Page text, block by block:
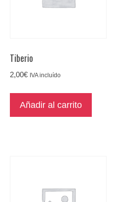
Tiberio
2,00€ IVA incluído
Añadir al carrito